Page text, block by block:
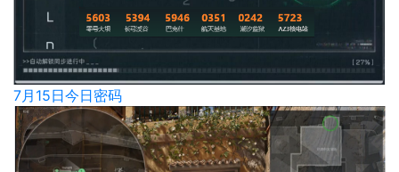
7月15日今日密码